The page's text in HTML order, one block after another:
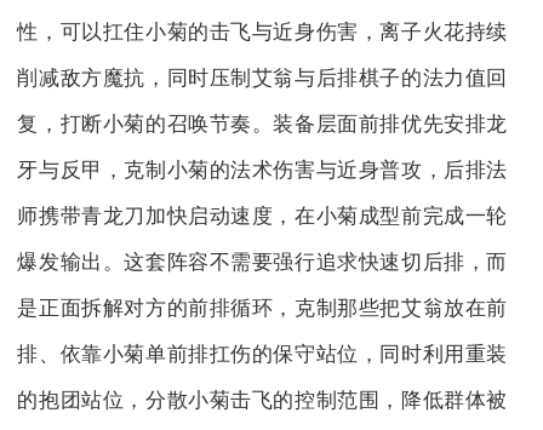
性，可以扛住小菊的击飞与近身伤害，离子火花持续
削减敌方魔抗，同时压制艾翁与后排棋子的法力值回
复，打断小菊的召唤节奏。装备层面前排优先安排龙
牙与反甲，克制小菊的法术伤害与近身普攻，后排法
师携带青龙刀加快启动速度，在小菊成型前完成一轮
爆发输出。这套阵容不需要强行追求快速切后排，而
是正面拆解对方的前排循环，克制那些把艾翁放在前
排、依靠小菊单前排扛伤的保守站位，同时利用重装
的抱团站位，分散小菊击飞的控制范围，降低群体被